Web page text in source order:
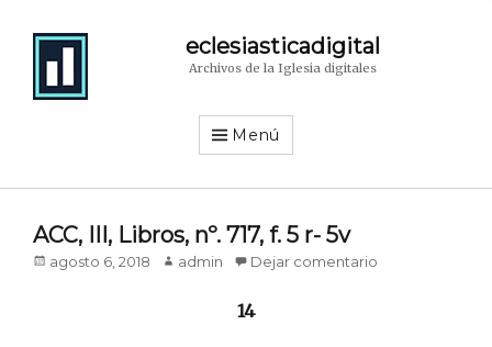
eclesiasticadigital
Archivos de la Iglesia digitales
Menú
ACC, III, Libros, nº. 717, f. 5 r- 5v
Publicado
agosto 6, 2018 Autor
admin Dejar comentario
14